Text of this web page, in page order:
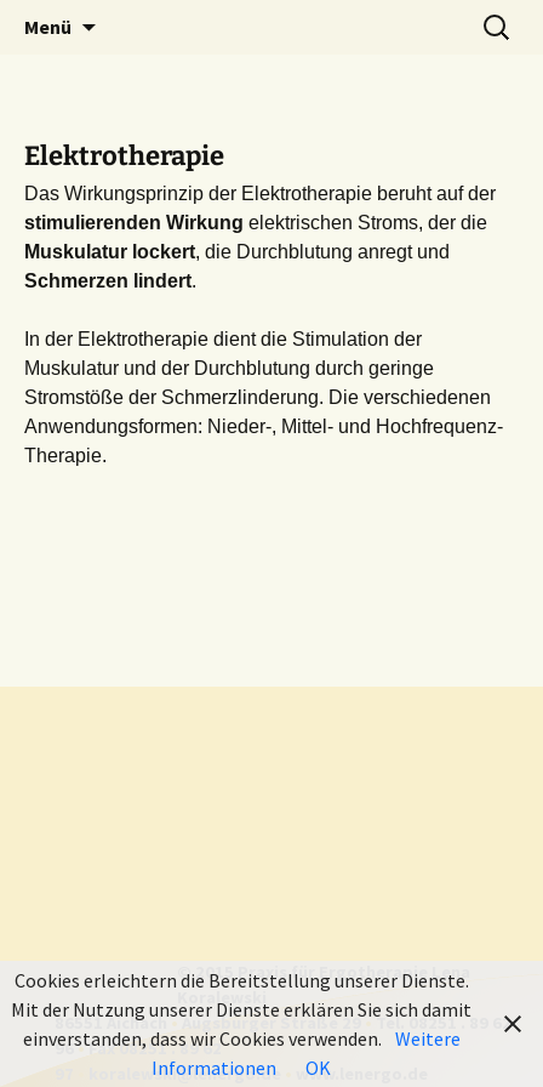
Lenergo
Praxis für Ergotherapie und Physiotherapie
Menü
Suchen
nach:
Elektrotherapie
Das Wirkungsprinzip der Elektrotherapie beruht auf der
stimulierenden Wirkung elektrischen Stroms, der die
Muskulatur lockert, die Durchblutung anregt und
Schmerzen lindert.
In der Elektrotherapie dient die Stimulation der
Muskulatur und der Durchblutung durch geringe
Stromstöße der Schmerzlinderung. Die verschiedenen
Anwendungsformen: Nieder-, Mittel- und Hochfrequenz-
Therapie.
© 2015 Praxis für Ergotherapie Lena
86551 Aichach•Augsburger Straße 29•Tel. 08251 . 89 62
96•Fax 08251 . 89 62
koralewski@lenergo.de www.lenergo.de
Cookies erleichtern die Bereitstellung unserer Dienste.
Mit der Nutzung unserer Dienste erklären Sie sich damit
einverstanden, dass wir Cookies verwenden. Weitere
Informationen
OK